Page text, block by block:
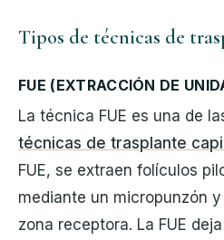
Tipos de técnicas de
FUE (EXTRACCIÓN DE
La técnica FUE es una de
técnicas de trasplante
FUE, se extraen folículos
mediante un micropunzón
zona receptora. La FUE